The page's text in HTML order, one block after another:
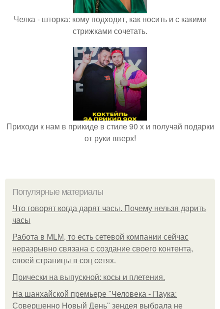
Челка - шторка: кому подходит, как носить и с какими
стрижками сочетать.
Приходи к нам в прикиде в стиле 90 х и получай подарки
от руки вверх!
Популярные материалы
Что говорят когда дарят часы. Почему нельзя дарить
часы
Работа в MLM, то есть сетевой компании сейчас
неразрывно связана с создание своего контента,
своей страницы в соц сетях.
Прически на выпускной: косы и плетения.
На шанхайской премьере "Человека - Паука:
Совершенно Новый День" зендея выбрала не